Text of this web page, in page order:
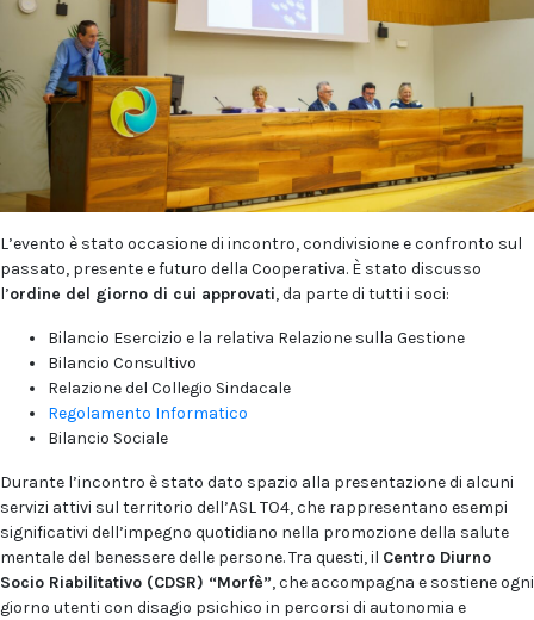
L’evento è stato occasione di incontro, condivisione e confronto sul
passato, presente e futuro della Cooperativa. È stato discusso
l’ordine del giorno di cui approvati, da parte di tutti i soci:
Bilancio Esercizio e la relativa Relazione sulla Gestione
Bilancio Consultivo
Relazione del Collegio Sindacale
Regolamento Informatico
Bilancio Sociale
Durante l’incontro è stato dato spazio alla presentazione di alcuni
servizi attivi sul territorio dell’ASL TO4, che rappresentano esempi
significativi dell’impegno quotidiano nella promozione della salute
mentale del benessere delle persone. Tra questi, il Centro Diurno
Socio Riabilitativo (CDSR) “Morfè”, che accompagna e sostiene ogni
giorno utenti con disagio psichico in percorsi di autonomia e